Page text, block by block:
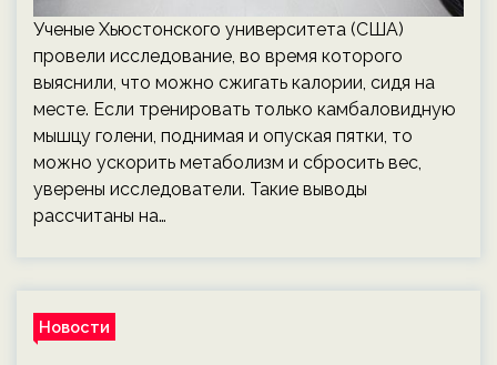
Ученые Хьюстонского университета (США)
провели исследование, во время которого
выяснили, что можно сжигать калории, сидя на
месте. Если тренировать только камбаловидную
мышцу голени, поднимая и опуская пятки, то
можно ускорить метаболизм и сбросить вес,
уверены исследователи. Такие выводы
рассчитаны на…
Новости